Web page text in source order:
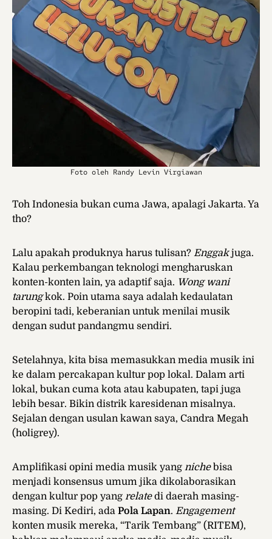
Foto oleh Randy Levin Virgiawan
Toh Indonesia bukan cuma Jawa, apalagi Jakarta. Ya
tho?
Lalu apakah produknya harus tulisan? Enggakjuga.
Kalau perkembangan teknologi mengharuskan
konten-konten lain, ya adaptif saja. Wong wani
tarungkok. Poin utama saya adalah kedaulatan
beropini tadi, keberanian untuk menilai musik
dengan sudut pandangmu sendiri.
Setelahnya, kita bisa memasukkan media musik ini
ke dalam percakapan kultur pop lokal. Dalam arti
lokal, bukan cuma kota atau kabupaten, tapi juga
lebih besar. Bikin distrik karesidenan misalnya.
Sejalan dengan usulan kawan saya, Candra Megah
(holigrey).
Amplifikasi opini media musik yang nichebisa
menjadi konsensus umum jika dikolaborasikan
dengan kultur pop yang relatedi daerah masing-
masing. Di Kediri, ada Pola Lapan. Engagement
konten musik mereka, “Tarik Tembang” (RITEM),